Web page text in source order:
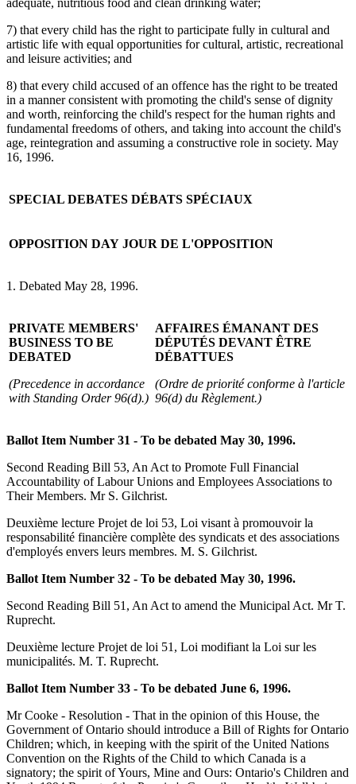
7) that every child has the right to participate fully in cultural and
artistic life with equal opportunities for cultural, artistic, recreational
and leisure activities; and
8) that every child accused of an offence has the right to be treated
in a manner consistent with promoting the child's sense of dignity
and worth, reinforcing the child's respect for the human rights and
fundamental freedoms of others, and taking into account the child's
age, reintegration and assuming a constructive role in society. May
16, 1996.
SPECIAL DEBATES DÉBATS SPÉCIAUX
OPPOSITION DAY JOUR DE L'OPPOSITION
1. Debated May 28, 1996.
PRIVATE MEMBERS'
BUSINESS TO BE
DEBATED
(Precedence in accordance
with Standing Order 96(d).)
AFFAIRES ÉMANANT DES
DÉPUTÉS DEVANT ÊTRE
DÉBATTUES
(Ordre de priorité conforme à l'article
96(d) du Règlement.)
Ballot Item Number 31 - To be debated May 30, 1996.
Second Reading Bill 53, An Act to Promote Full Financial
Accountability of Labour Unions and Employees Associations to
Their Members. Mr S. Gilchrist.
Deuxième lecture Projet de loi 53, Loi visant à promouvoir la
responsabilité financière complète des syndicats et des associations
d'employés envers leurs membres. M. S. Gilchrist.
Ballot Item Number 32 - To be debated May 30, 1996.
Second Reading Bill 51, An Act to amend the Municipal Act. Mr T.
Ruprecht.
Deuxième lecture Projet de loi 51, Loi modifiant la Loi sur les
municipalités. M. T. Ruprecht.
Ballot Item Number 33 - To be debated June 6, 1996.
Mr Cooke - Resolution - That in the opinion of this House, the
Government of Ontario should introduce a Bill of Rights for Ontario
Children; which, in keeping with the spirit of the United Nations
Convention on the Rights of the Child to which Canada is a
signatory; the spirit of Yours, Mine and Ours: Ontario's Children and